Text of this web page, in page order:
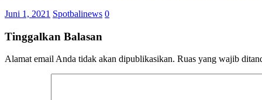
Juni 1, 2021 Spotbalinews 0
Tinggalkan Balasan
Alamat email Anda tidak akan dipublikasikan. Ruas yang wajib